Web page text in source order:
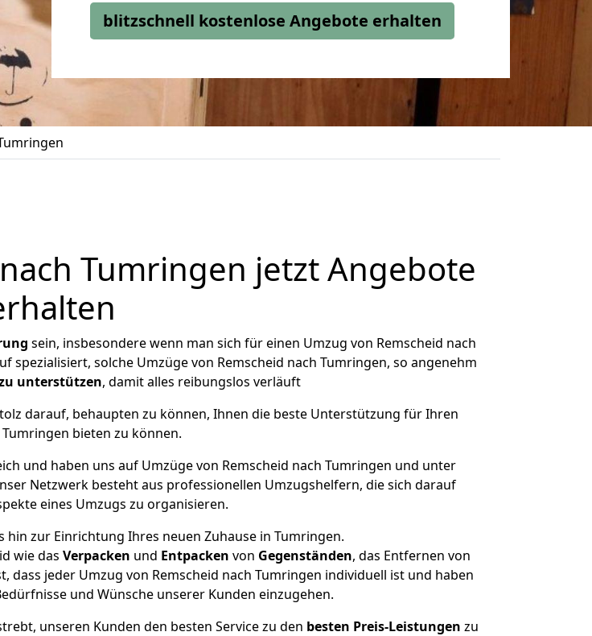
blitzschnell kostenlose Angebote erhalten
Tumringen jetzt Angebote
sein, insbesondere wenn man sich für einen Umzug von Remscheid nach
solche Umzüge von Remscheid nach Tumringen, so angenehm
unterstützen, damit alles reibungslos verläuft
darauf, behaupten zu können, Ihnen die beste Unterstützung für Ihren
bieten zu können.
und haben uns auf Umzüge von Remscheid nach Tumringen und unter
Netzwerk besteht aus professionellen Umzugshelfern, die sich darauf
eines Umzugs zu organisieren.
zur Einrichtung Ihres neuen Zuhause in Tumringen.
wie das Verpacken und Entpacken von Gegenständen, das Entfernen von
dass jeder Umzug von Remscheid nach Tumringen individuell ist und haben
und Wünsche unserer Kunden einzugehen.
unseren Kunden den besten Service zu den besten Preis-Leistungen zu